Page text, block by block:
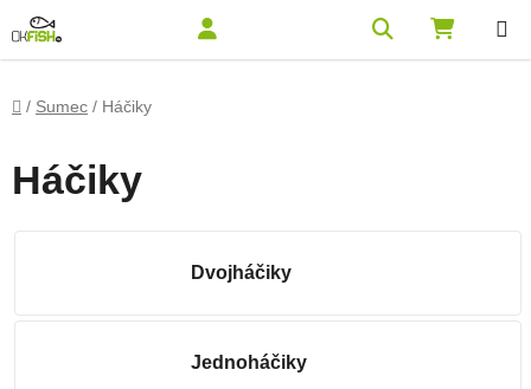
Domov
/ Sumec / Háčiky
Háčiky
Dvojháčiky
Jednoháčiky